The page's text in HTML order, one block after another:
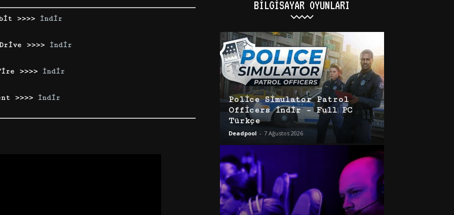
>>>> İndir
>>>> İndir
>>>> İndir
>>>>İndir
BILGISAYAR OYUNLARI
Police Simulator Patrol
Officers İndir – Full PC
Türkçe
Deadpool - 7 Ağustos 2026